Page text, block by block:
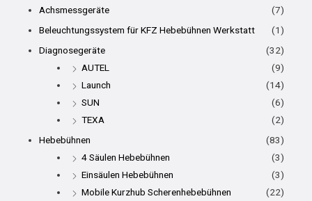
Achsmessgeräte
(7)
Beleuchtungssystem für KFZ Hebebühnen Werkstatt
(1)
Diagnosegeräte
(32)
AUTEL
(9)
Launch
(14)
SUN
(6)
TEXA
(2)
Hebebühnen
(83)
4 Säulen Hebebühnen
(3)
Einsäulen Hebebühnen
(3)
Mobile Kurzhub Scherenhebebühnen
(22)